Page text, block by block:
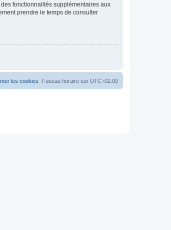
fonctionnalités supplémentaires aux
prendre le temps de consulter
Fuseau horaire sur UTC+02:00
les cookies